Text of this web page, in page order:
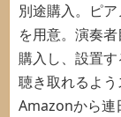
別途購入。ピ
を用意。演奏
購入し、設置
聴き取れるよう
Amazonから連